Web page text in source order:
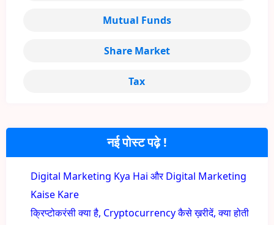
नई पोस्ट पढ़े !
Digital Marketing Kya Hai और Digital Marketing
Kaise Kare
क्रिप्टोकरंसी क्या है, Cryptocurrency कैसे ख़रीदें, क्या होती
Mutual Funds
Share Market
Tax